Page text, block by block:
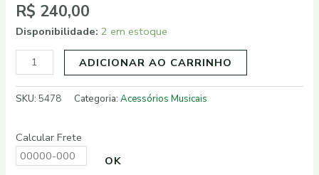
R$ 240,00
Disponibilidade: 2 em estoque
ADICIONAR AO CARRINHO
SKU:5478 Categoria:Acessórios Musicais
Calcular Frete
OK